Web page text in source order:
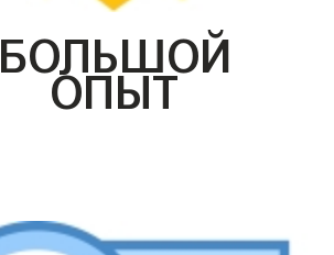
БОЛЬШОЙ
ОПЫТ